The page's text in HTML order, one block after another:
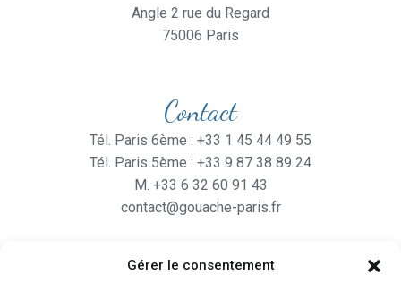
Gérer le consentement
Angle 2 rue du Regard
75006 Paris
Contact
Tél. Paris 6ème : +33 1 45 44 49 55
Tél. Paris 5ème : +33 9 87 38 89 24
M. +33 6 32 60 91 43
contact@gouache-paris.fr